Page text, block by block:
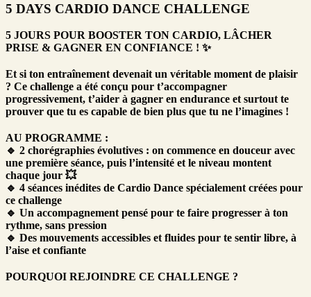
5 DAYS CARDIO DANCE CHALLENGE
5 JOURS POUR BOOSTER TON CARDIO, LÂCHER
PRISE & GAGNER EN CONFIANCE ! ✨
Et si ton entraînement devenait un véritable moment de plaisir
? Ce challenge a été conçu pour t’accompagner
progressivement, t’aider à gagner en endurance et surtout te
prouver que tu es capable de bien plus que tu ne l’imagines !
AU PROGRAMME :
🔹 2 chorégraphies évolutives : on commence en douceur avec
une première séance, puis l’intensité et le niveau montent
chaque jour 💥
🔹 4 séances inédites de Cardio Dance spécialement créées pour
ce challenge
🔹 Un accompagnement pensé pour te faire progresser à ton
rythme, sans pression
🔹 Des mouvements accessibles et fluides pour te sentir libre, à
l’aise et confiante
POURQUOI REJOINDRE CE CHALLENGE ?